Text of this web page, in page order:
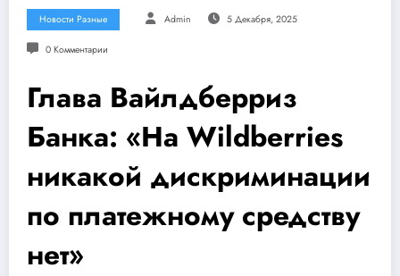
Новости Разные Admin 5 Декабря, 2025
0 Комментарии
Глава Вайлдберриз
Банка: «На Wildberries
никакой дискриминации
по платежному средству
нет»